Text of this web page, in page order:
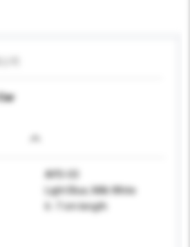
APD-03
Light Blue, Milk White
6 -7 cm length